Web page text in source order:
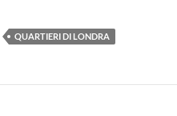
QUARTIERI DI LONDRA